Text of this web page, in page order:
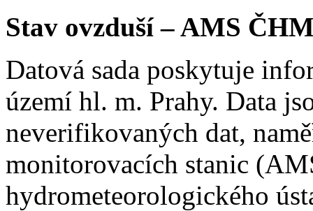
Stav ovzduší – AMS
Datová sada poskytuje
území hl. m. Prahy. Data
neverifikovaných dat,
monitorovacích stanic
hydrometeorologického